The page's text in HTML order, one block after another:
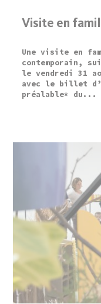
Visite en
Une visite en
contemporain,
le vendredi 31
avec le billet
préalable* du...